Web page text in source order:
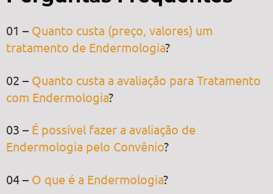
01 – Quanto custa (preço, valores) um
tratamento de Endermologia?
02 – Quanto custa a avaliação para Tratamento
com Endermologia?
03 – É possível fazer a avaliação de
Endermologia pelo Convênio?
04 – O que é a Endermologia?